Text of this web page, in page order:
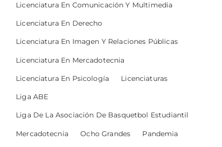
Licenciatura En Comunicación Y Multimedia
Licenciatura En Derecho
Licenciatura En Imagen Y Relaciones Públicas
Licenciatura En Mercadotecnia
Licenciatura En Psicología Licenciaturas
Liga ABE
Liga De La Asociación De Basquetbol Estudiantil
Mercadotecnia Ocho Grandes Pandemia